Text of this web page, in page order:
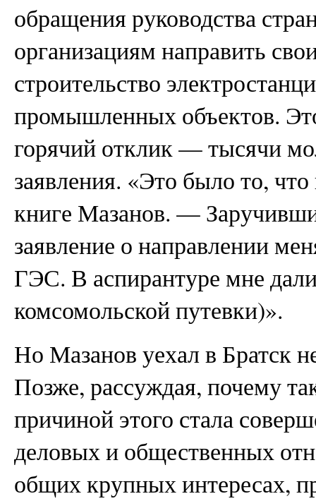
обращения руководства
организациям направить
строительство
промышленных объектов.
горячий отклик — тысячи
заявления. «Это было то,
книге Мазанов. —
заявление о направлении
ГЭС. В аспирантуре мне
комсомольской путевки)».
Но Мазанов уехал в Братск
Позже, рассуждая, почему
причиной этого стала
деловых и общественных
общих крупных интересах,